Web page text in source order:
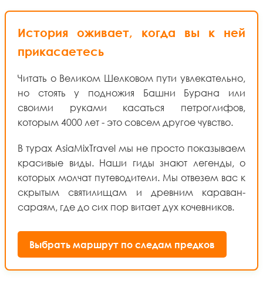
История оживает, когда вы к ней
прикасаетесь
Читать о Великом Шелковом пути увлекательно,
но стоять у подножия Башни Бурана или
своими руками касаться петроглифов,
которым 4000 лет - это совсем другое чувство.
В турах AsiaMixTravel мы не просто показываем
красивые виды. Наши гиды знают легенды, о
которых молчат путеводители. Мы отвезем вас к
скрытым святилищам и древним караван-
сараям, где до сих пор витает дух кочевников.
Выбрать маршрут по следам предков